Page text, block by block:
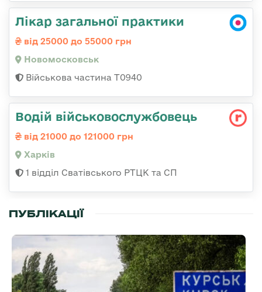
Лікар загальної практики
від 25000 до 55000 грн
Новомосковськ
Військова частина Т0940
Водій військовослужбовець
від 21000 до 121000 грн
Харків
1 відділ Сватівського РТЦК та СП
ПУБЛІКАЦІЇ